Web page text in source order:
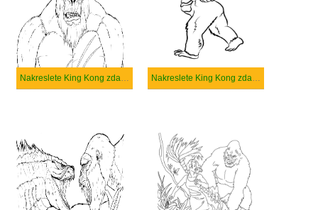
Nakreslete King Kong zdarma snadný Nakreslete King Kong zdarma snadný tisknutelné